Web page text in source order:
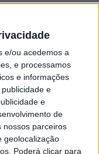
e/ou acedemos a
e processamos
e informações
e
e
de
nossos parceiros
geolocalização
Poderá clicar para
no
forma célere às
quer pelas
do Sal,
foi feito
de bombeiros do
do Sal (122).
de todos